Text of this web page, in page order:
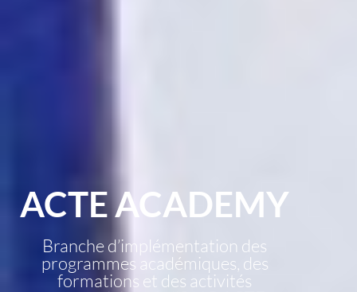
ACTE ACADEMY
Branche d’implémentation des
programmes académiques, des
formations et des activités